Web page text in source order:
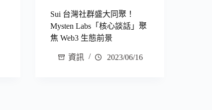
Sui 台灣社群盛大同聚！
Mysten Labs「核心談話」聚
焦 Web3 生態前景
資訊 2023/06/16